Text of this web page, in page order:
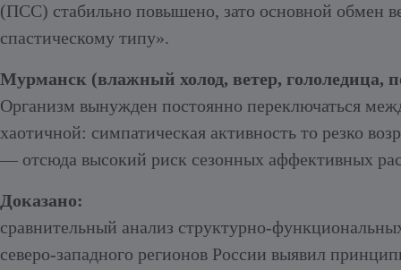
(ПСС) стабильно повышено, зато основной обмен
спастическому типу».
Мурманск (влажный холод, ветер, гололедица,
Организм вынужден постоянно переключаться
хаотичной: симпатическая активность то резко
— отсюда высокий риск сезонных аффективных
Доказано:
сравнительный анализ структурно-
северо-западного регионов России выявил